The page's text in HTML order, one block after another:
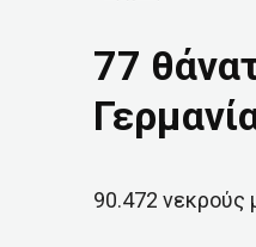
77
90.472